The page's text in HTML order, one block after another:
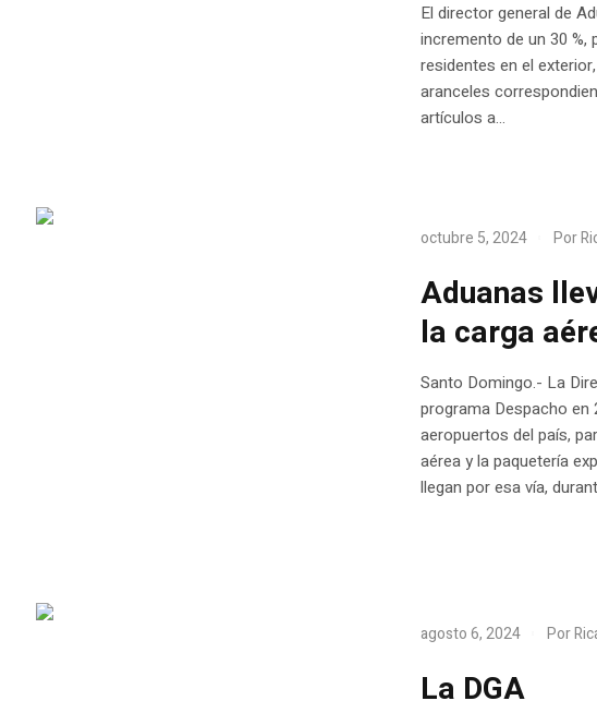
El director general de
incremento de un 30
residentes en el
aranceles
artículos a...
octubre 5, 2024 Por
Aduanas
la carga
Santo Domingo.- La
programa Despacho en
aeropuertos del país,
aérea y la paquetería
llegan por esa vía,
agosto 6, 2024 Por
La DGA